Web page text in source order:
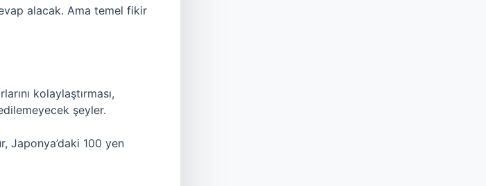
alacak. Ama temel fikir
kolaylaştırması,
şeyler.
Japonya’daki 100 yen